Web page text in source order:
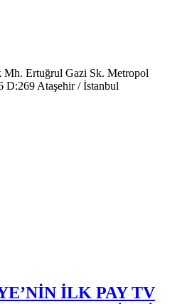
Mh. Ertuğrul Gazi Sk. Metropol
D:269 Ataşehir / İstanbul
İLK PAY TV